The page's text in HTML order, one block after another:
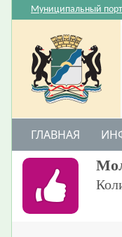
Муниципальный
ГЛАВНАЯ